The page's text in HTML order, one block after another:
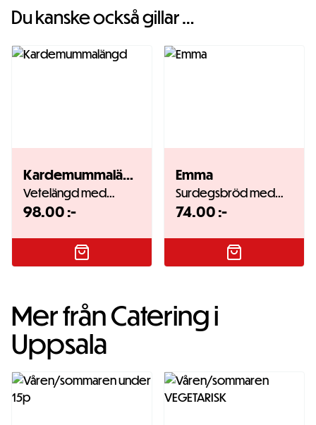
Du kanske också gillar …
Kardemummalängd
Vetelängd med…
98.00 :-
Emma
Surdegsbröd med…
74.00 :-
Mer från Catering i
Uppsala